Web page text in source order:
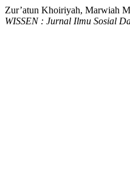
Zur’atun Khoiriyah, Marwiah
WISSEN : Jurnal Ilmu Sosial